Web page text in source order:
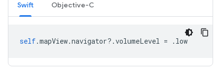
Swift Objective-C
self.mapView.navigator?.volumeLevel = . low